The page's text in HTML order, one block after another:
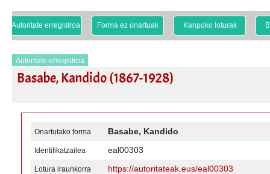
Autoritate erregistroa Forma ez onartuak Kanpoko loturak
Autoritate erregistroa
Basabe, Kandido (1867-1928)
Onartutako forma Basabe, Kandido
Identifikatzailea eal00303
Lotura iraunkorra https://autoritateak.eus/eal00303